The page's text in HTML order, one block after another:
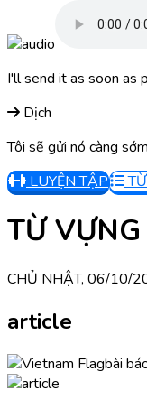
I'll send it as soon as
Dịch
Tôi sẽ gửi nó càng
LUYỆN TẬP
TỪ
CHỦ NHẬT, 06/10/
article
bài